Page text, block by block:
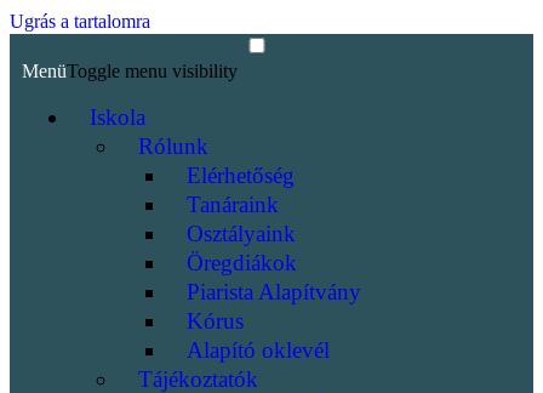
Ugrás a tartalomra
MenüToggle menu visibility
Iskola
Rólunk
Elérhetőség
Tanáraink
Osztályaink
Öregdiákok
Piarista Alapítvány
Kórus
Alapító oklevél
Tájékoztatók